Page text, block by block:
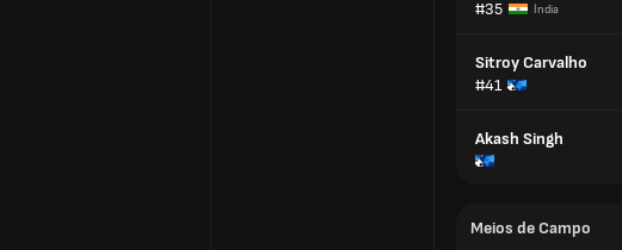
#35
Índia
Sitroy Carvalho
#41
Akash Singh
Meios de Campo